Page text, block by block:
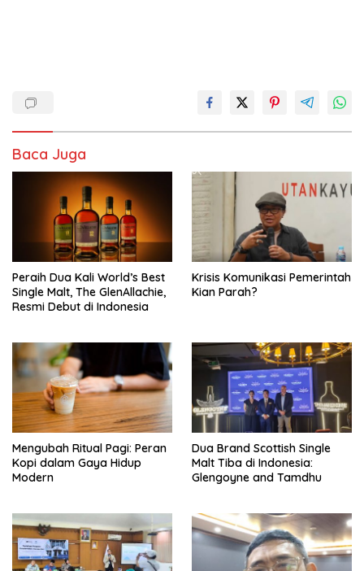
Baca Juga
Peraih Dua Kali World’s Best
Single Malt, The GlenAllachie,
Resmi Debut di Indonesia
Krisis Komunikasi Pemerintah
Kian Parah?
Mengubah Ritual Pagi: Peran
Kopi dalam Gaya Hidup
Modern
Dua Brand Scottish Single
Malt Tiba di Indonesia:
Glengoyne and Tamdhu